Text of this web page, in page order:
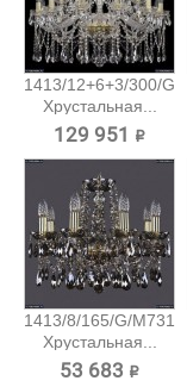
1413/12+6+3/300/G
Хрустальная...
129 951 ₽
1413/8/165/G/M731
Хрустальная...
53 683 ₽